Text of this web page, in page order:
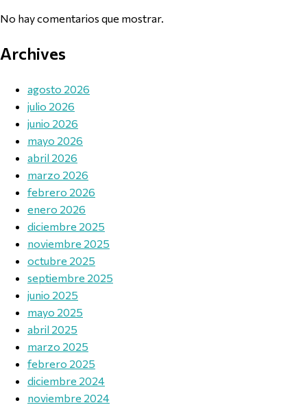
No hay comentarios que mostrar.
Archives
agosto 2026
julio 2026
junio 2026
mayo 2026
abril 2026
marzo 2026
febrero 2026
enero 2026
diciembre 2025
noviembre 2025
octubre 2025
septiembre 2025
junio 2025
mayo 2025
abril 2025
marzo 2025
febrero 2025
diciembre 2024
noviembre 2024